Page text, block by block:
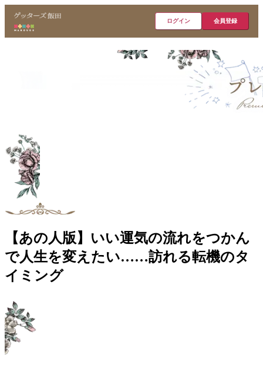
ログイン 会員登録
【あの人版】いい運気の流れをつかん
で人生を変えたい……訪れる転機のタ
イミング